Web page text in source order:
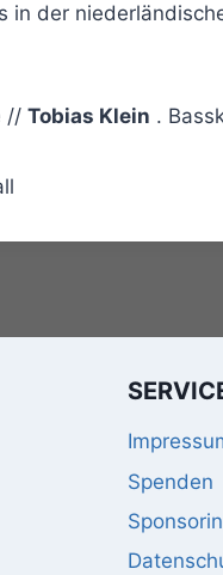
in der
// Tobias Klein .
Spenden